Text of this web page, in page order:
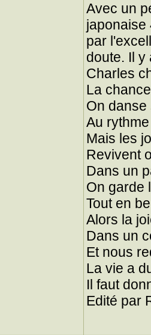
Avec un
japonaise
par
doute. Il y
Charles
La
On
Au
Mais les
Revivent
Dans un
On garde
Tout en
Alors la
Dans un
Et nous
La vie a
Il faut
Edité par